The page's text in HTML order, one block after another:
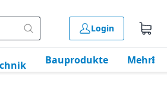
Login
Bauprodukte Mehr